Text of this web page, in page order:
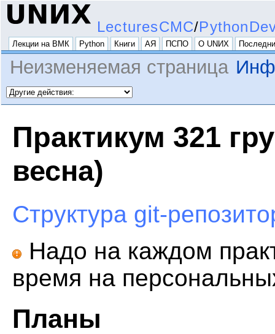
LecturesCMC/
Лекции на ВМК Python Книги АЯ ПСПО О UNИX
Неизменяемая страница
Практикум 321
весна)
Структура git-
Надо на каждом
время на
Планы